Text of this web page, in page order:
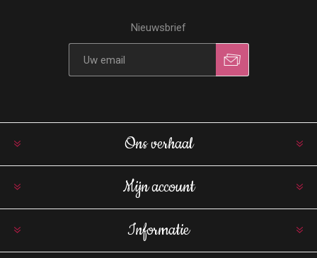
Nieuwsbrief
Ons verhaal
Mijn account
Informatie